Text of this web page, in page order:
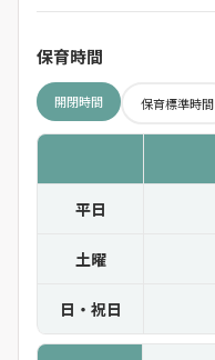
保育時間
開閉時間 保育標準時間
平日
土曜
日・祝日